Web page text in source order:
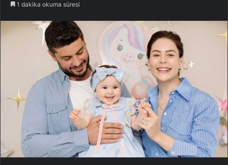
1 dakika okuma süresi